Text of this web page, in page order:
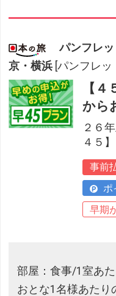
パンフレ
京・横浜 [パンフレッ
【
から
２６
４５
事前
ポ
早期
部屋：食事/1室あ
おとな1名様あたり